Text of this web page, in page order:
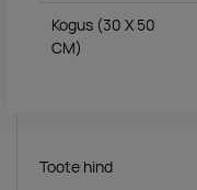
Kogus(30 X 50
CM)
Toote hind